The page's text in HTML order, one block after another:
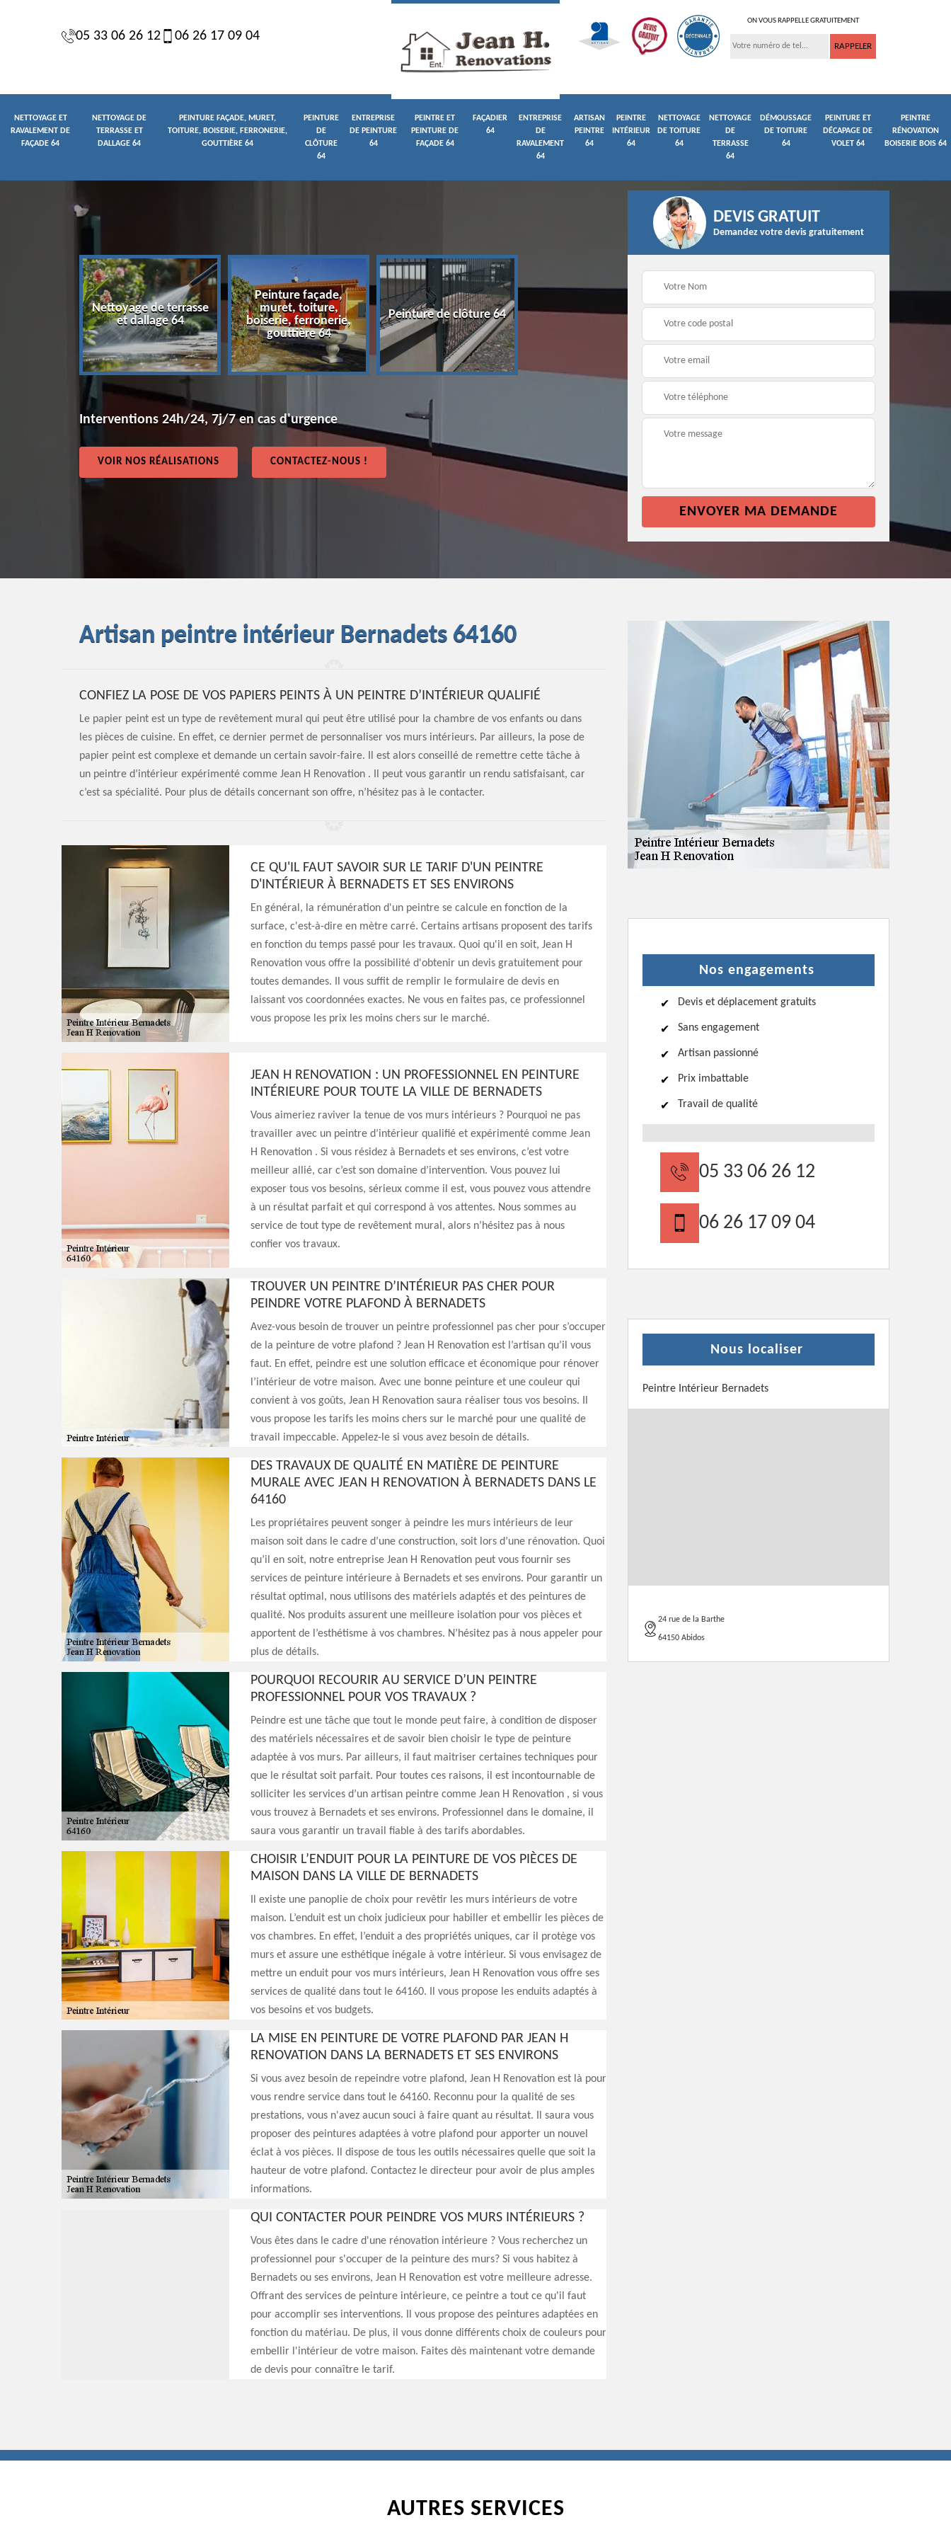
05 33 06 26 12 06 26 17 09 04
ON VOUS RAPPELLE GRATUITEMENT
NETTOYAGE ET
RAVALEMENT DE
FAÇADE 64
NETTOYAGE DE
TERRASSE ET
DALLAGE 64
PEINTURE FAÇADE, MURET,
TOITURE, BOISERIE, FERRONERIE,
GOUTTIÈRE 64
PEINTURE
DE
CLÔTURE
64
ENTREPRISE
DE PEINTURE
64
PEINTRE ET
PEINTURE DE
FAÇADE 64
FAÇADIER
64
ENTREPRISE
DE
RAVALEMENT
64
ARTISAN
PEINTRE
64
PEINTRE
INTÉRIEUR
64
NETTOYAGE
DE TOITURE
64
NETTOYAGE
DE
TERRASSE
64
DÉMOUSSAGE
DE TOITURE
64
PEINTURE ET
DÉCAPAGE DE
VOLET 64
PEINTRE
RÉNOVATION
BOISERIE BOIS 64
Nettoyage de terrasse
et dallage 64
Peinture façade,
muret, toiture,
boiserie, ferronerie,
gouttière 64
Peinture de clôture 64
Entreprise de peinture
Peintre et peinture de
façade 64
Façadier 64
Interventions 24h/24, 7j/7 en cas d'urgence
VOIR NOS RÉALISATIONS CONTACTEZ-NOUS !
DEVIS GRATUIT
Demandez votre devis gratuitement
Artisan peintre intérieur Bernadets 64160
CONFIEZ LA POSE DE VOS PAPIERS PEINTS À UN PEINTRE D’INTÉRIEUR QUALIFIÉ
Le papier peint est un type de revêtement mural qui peut être utilisé pour la chambre de vos enfants ou dans
les pièces de cuisine. En effet, ce dernier permet de personnaliser vos murs intérieurs. Par ailleurs, la pose de
papier peint est complexe et demande un certain savoir-faire. Il est alors conseillé de remettre cette tâche à
un peintre d’intérieur expérimenté comme Jean H Renovation . Il peut vous garantir un rendu satisfaisant, car
c’est sa spécialité. Pour plus de détails concernant son offre, n’hésitez pas à le contacter.
CE QU'IL FAUT SAVOIR SUR LE TARIF D'UN PEINTRE
D'INTÉRIEUR À BERNADETS ET SES ENVIRONS
En général, la rémunération d'un peintre se calcule en fonction de la
surface, c'est-à-dire en mètre carré. Certains artisans proposent des tarifs
en fonction du temps passé pour les travaux. Quoi qu'il en soit, Jean H
Renovation vous offre la possibilité d'obtenir un devis gratuitement pour
toutes demandes. Il vous suffit de remplir le formulaire de devis en
laissant vos coordonnées exactes. Ne vous en faites pas, ce professionnel
vous propose les prix les moins chers sur le marché.
JEAN H RENOVATION : UN PROFESSIONNEL EN PEINTURE
INTÉRIEURE POUR TOUTE LA VILLE DE BERNADETS
Vous aimeriez raviver la tenue de vos murs intérieurs ? Pourquoi ne pas
travailler avec un peintre d’intérieur qualifié et expérimenté comme Jean
H Renovation . Si vous résidez à Bernadets et ses environs, c’est votre
meilleur allié, car c’est son domaine d’intervention. Vous pouvez lui
exposer tous vos besoins, sérieux comme il est, vous pouvez vous attendre
à un résultat parfait et qui correspond à vos attentes. Nous sommes au
service de tout type de revêtement mural, alors n’hésitez pas à nous
confier vos travaux.
TROUVER UN PEINTRE D’INTÉRIEUR PAS CHER POUR
PEINDRE VOTRE PLAFOND À BERNADETS
Avez-vous besoin de trouver un peintre professionnel pas cher pour s’occuper
de la peinture de votre plafond ? Jean H Renovation est l’artisan qu’il vous
faut. En effet, peindre est une solution efficace et économique pour rénover
l’intérieur de votre maison. Avec une bonne peinture et une couleur qui
convient à vos goûts, Jean H Renovation saura réaliser tous vos besoins. Il
vous propose les tarifs les moins chers sur le marché pour une qualité de
travail impeccable. Appelez-le si vous avez besoin de détails.
DES TRAVAUX DE QUALITÉ EN MATIÈRE DE PEINTURE
MURALE AVEC JEAN H RENOVATION À BERNADETS DANS LE
64160
Les propriétaires peuvent songer à peindre les murs intérieurs de leur
maison soit dans le cadre d’une construction, soit lors d’une rénovation. Quoi
qu’il en soit, notre entreprise Jean H Renovation peut vous fournir ses
services de peinture intérieure à Bernadets et ses environs. Pour garantir un
résultat optimal, nous utilisons des matériels adaptés et des peintures de
qualité. Nos produits assurent une meilleure isolation pour vos pièces et
apportent de l’esthétisme à vos chambres. N’hésitez pas à nous appeler pour
plus de détails.
POURQUOI RECOURIR AU SERVICE D’UN PEINTRE
PROFESSIONNEL POUR VOS TRAVAUX ?
Peindre est une tâche que tout le monde peut faire, à condition de disposer
des matériels nécessaires et de savoir bien choisir le type de peinture
adaptée à vos murs. Par ailleurs, il faut maitriser certaines techniques pour
que le résultat soit parfait. Pour toutes ces raisons, il est incontournable de
solliciter les services d’un artisan peintre comme Jean H Renovation , si vous
vous trouvez à Bernadets et ses environs. Professionnel dans le domaine, il
saura vous garantir un travail fiable à des tarifs abordables.
CHOISIR L’ENDUIT POUR LA PEINTURE DE VOS PIÈCES DE
MAISON DANS LA VILLE DE BERNADETS
Il existe une panoplie de choix pour revêtir les murs intérieurs de votre
maison. L’enduit est un choix judicieux pour habiller et embellir les pièces de
vos chambres. En effet, l’enduit a des propriétés uniques, car il protège vos
murs et assure une esthétique inégale à votre intérieur. Si vous envisagez de
mettre un enduit pour vos murs intérieurs, Jean H Renovation vous offre ses
services de qualité dans tout le 64160. Il vous propose les enduits adaptés à
vos besoins et vos budgets.
LA MISE EN PEINTURE DE VOTRE PLAFOND PAR JEAN H
RENOVATION DANS LA BERNADETS ET SES ENVIRONS
Si vous avez besoin de repeindre votre plafond, Jean H Renovation est là pour
vous rendre service dans tout le 64160. Reconnu pour la qualité de ses
prestations, vous n'avez aucun souci à faire quant au résultat. Il saura vous
proposer des peintures adaptées à votre plafond pour apporter un nouvel
éclat à vos pièces. Il dispose de tous les outils nécessaires quelle que soit la
hauteur de votre plafond. Contactez le directeur pour avoir de plus amples
informations.
QUI CONTACTER POUR PEINDRE VOS MURS INTÉRIEURS ?
Vous êtes dans le cadre d'une rénovation intérieure ? Vous recherchez un
professionnel pour s'occuper de la peinture des murs? Si vous habitez à
Bernadets ou ses environs, Jean H Renovation est votre meilleure adresse.
Offrant des services de peinture intérieure, ce peintre a tout ce qu'il faut
pour accomplir ses interventions. Il vous propose des peintures adaptées en
fonction du matériau. De plus, il vous donne différents choix de couleurs pour
embellir l'intérieur de votre maison. Faites dès maintenant votre demande
de devis pour connaître le tarif.
Nos engagements
Devis et déplacement gratuits
Sans engagement
Artisan passionné
Prix imbattable
Travail de qualité
05 33 06 26 12
06 26 17 09 04
Nous localiser
Peintre Intérieur Bernadets
24 rue de la Barthe
64150 Abidos
AUTRES SERVICES